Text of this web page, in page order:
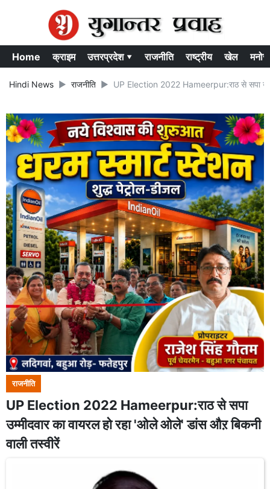
Home क्राइम उत्तरप्रदेश ▾ राजनीति राष्ट्रीय खेल
Hindi News राजनीति UP Election 2022 Hameerpur:राठ से सपा
राजनीति
UP Election 2022 Hameerpur:राठ से सपा
उम्मीदवार का वायरल हो रहा 'ओले ओले' डांस औऱ बिकनी
वाली तस्वीरें